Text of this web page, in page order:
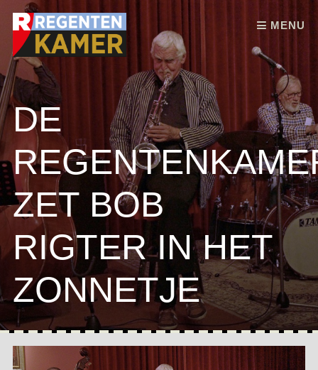
MENU
Skip to content
DE
ZET BOB
RIGTER IN HET
ZONNETJE